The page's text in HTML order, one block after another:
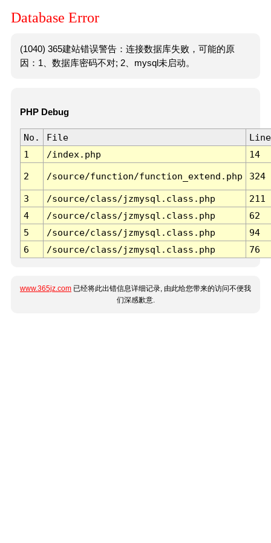
Database Error
(1040) 365建站错误警告：连接数据库失败，可能的原
因：1、数据库密码不对; 2、mysql未启动。
PHP Debug
No. File
Line
1
/index.php 14
2 /source/function/function_extend.php 324
3 /source/class/jzmysql.class.php
211
4
/source/class/jzmysql.class.php
62
5
/source/class/jzmysql.class.php
94
6
/source/class/jzmysql.class.php 76
www.365jz.com 已经将此出错信息详细记录, 由此给您带来的访问不便我
们深感歉意.